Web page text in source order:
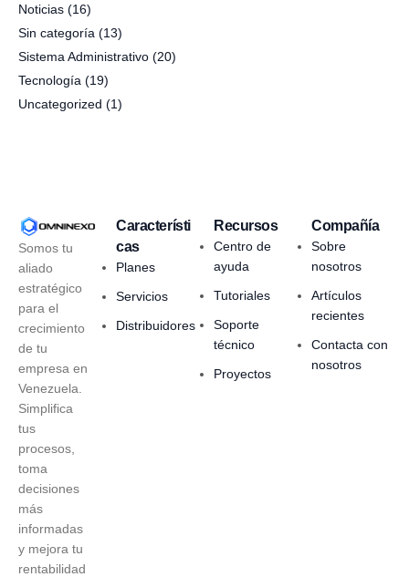
Noticias (16)
Sin categoría (13)
Sistema Administrativo (20)
Tecnología (19)
Uncategorized (1)
Somos tu
aliado
estratégico
para el
crecimiento
de tu
empresa en
Venezuela.
Simplifica
tus
procesos,
toma
decisiones
más
informadas
y mejora tu
rentabilidad
Característi
cas
Planes
Servicios
Distribuidores
Recursos
Centro de
ayuda
Tutoriales
Soporte
técnico
Proyectos
Compañía
Sobre
nosotros
Artículos
recientes
Contacta con
nosotros